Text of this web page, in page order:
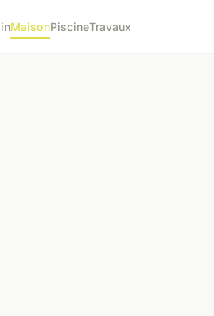
MaisonPiscineTravaux